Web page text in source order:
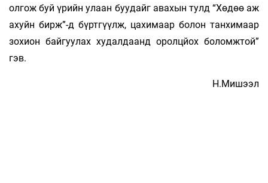
олгож буй үрийн улаан буудайг авахын тулд “Хөдөө аж
ахуйн бирж”-д бүртгүүлж, цахимаар болон танхимаар
зохион байгуулах худалдаанд оролцйох боломжтой”
гэв.
Н.Мишээл